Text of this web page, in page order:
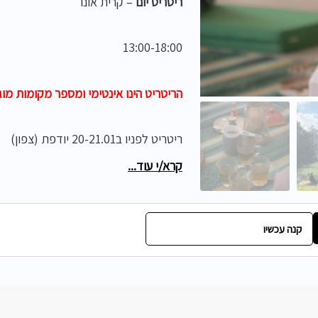
13:00-18:00
הריטריטהינו אינטימי ומספרמקומות
ריטריט לפניו ב20-21.01 יודפת (צפון)
קרא/י עוד...
קנה עכשיו